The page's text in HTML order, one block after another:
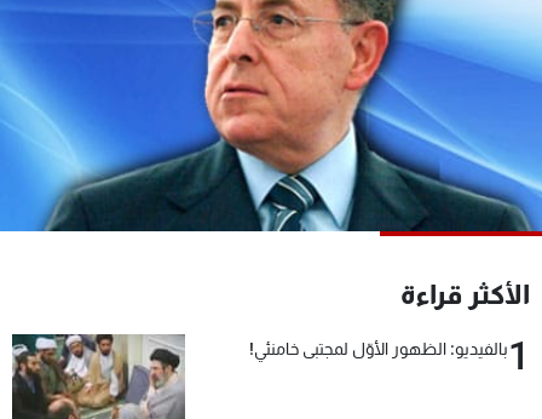
الأكثر قراءة
1بالفيديو: الظهور الأوّل لمجتبى خامنئي!
جدول البرامج
شاهد البرامج
الترددات
الإنـتـاج
سياسة الخصوصية